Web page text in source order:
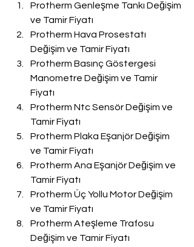
Protherm Genleşme Tankı Değişim
ve Tamir Fiyatı
Protherm Hava Prosestatı
Değişim ve Tamir Fiyatı
Protherm Basınç Göstergesi
Manometre Değişim ve Tamir
Fiyatı
Protherm Ntc Sensör Değişim ve
Tamir Fiyatı
Protherm Plaka Eşanjör Değişim
ve Tamir Fiyatı
Protherm Ana Eşanjör Değişim ve
Tamir Fiyatı
Protherm Üç Yollu Motor Değişim
ve Tamir Fiyatı
Protherm Ateşleme Trafosu
Değişim ve Tamir Fiyatı